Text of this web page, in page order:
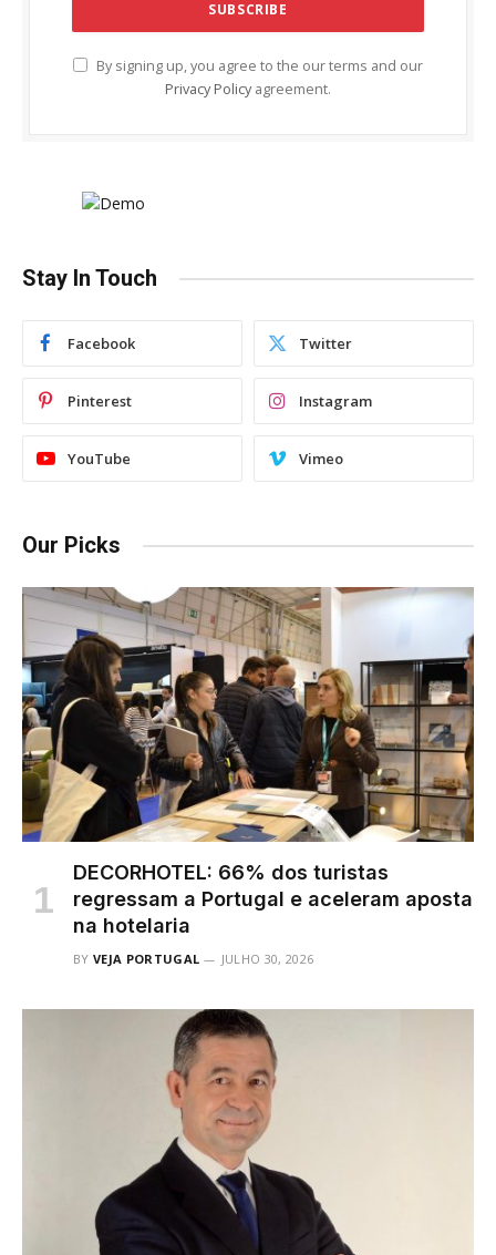
By signing up, you agree to the our terms and our
Privacy Policy agreement.
Stay In Touch
Facebook Twitter
Pinterest Instagram
YouTube Vimeo
Our Picks
DECORHOTEL: 66% dos turistas
regressam a Portugal e aceleram aposta
na hotelaria
BY VEJA PORTUGAL JULHO 30, 2026